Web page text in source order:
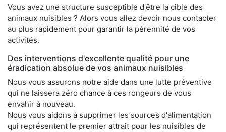
Vous avez une structure susceptible d'être la cible des
animaux nuisibles ? Alors vous allez devoir nous contacter
au plus rapidement pour garantir la pérennité de vos
activités.
Des interventions d'excellente qualité pour une
éradication absolue de vos animaux nuisibles
Nous vous assurons notre aide dans une lutte préventive
qui ne laissera zéro chance à ces rongeurs de vous
envahir à nouveau.
Nous vous aidons à supprimer les sources d'alimentation
qui représentent le premier attrait pour les nuisibles de